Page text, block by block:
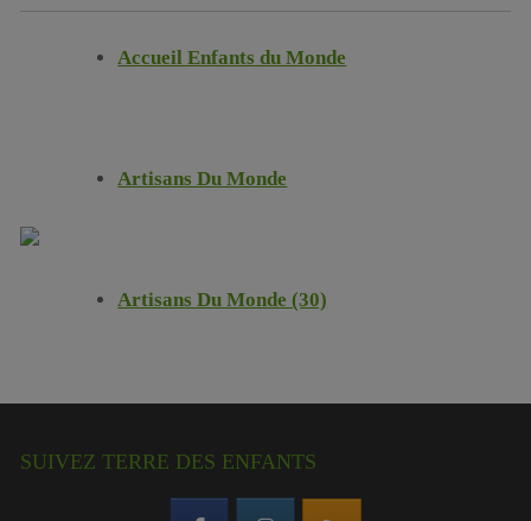
Accueil Enfants du Monde
Artisans Du Monde
Artisans Du Monde (30)
SUIVEZ TERRE DES ENFANTS